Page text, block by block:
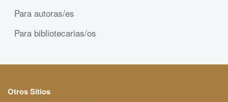
Para autoras/es
Para bibliotecarias/os
Otros Sitios